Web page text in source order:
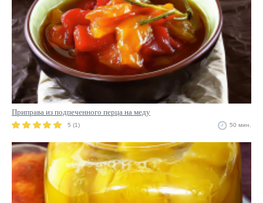
Приправа из подпеченного перца на меду
5 (1) 50 мин.